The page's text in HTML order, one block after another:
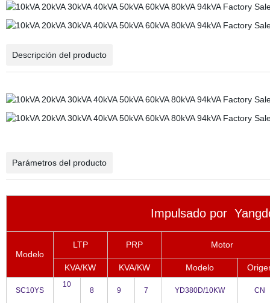
Descripción del producto
Parámetros del producto
Impulsado por
Modelo
LTP PRP Motor
KVA/KW KVA/KW Modelo
SC10YS
10
8 9 7 YD380D/10KW CN